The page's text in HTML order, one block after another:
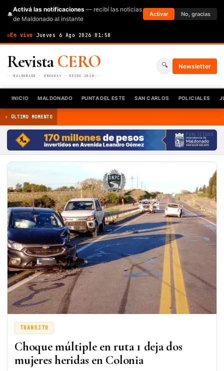
🔔
Activá las notificaciones — recibí las noticias
de Maldonado al instante
Activar No, gracias
En vivo · Jueves 6 Ago 2026 ·01:58
RevistaCERO
MALDONADO · URUGUAY · DESDE 2010
🔍 Newsletter
INICIO MALDONADO PUNTA DEL ESTE SAN CARLOS POLICIALES
⚡ ÚLTIMO MOMENTO
PUBLICIDAD
TRÁNSITO
Choque múltiple en ruta 1 deja dos
mujeres heridas en Colonia